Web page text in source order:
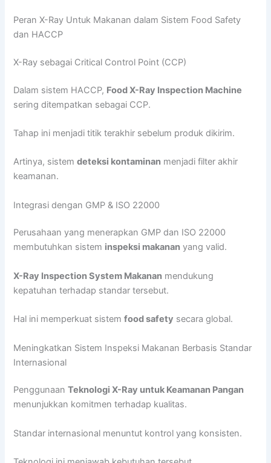
Peran X-Ray Untuk Makanan dalam Sistem Food Safety
dan HACCP
X-Ray sebagai Critical Control Point (CCP)
Dalam sistem HACCP, Food X-Ray Inspection Machine
sering ditempatkan sebagai CCP.
Tahap ini menjadi titik terakhir sebelum produk dikirim.
Artinya, sistemdeteksi kontaminan menjadi filter akhir
keamanan.
Integrasi dengan GMP & ISO 22000
Perusahaan yang menerapkan GMP dan ISO 22000
membutuhkan sistem inspeksi makanan yang valid.
X-Ray Inspection System Makanan mendukung
kepatuhan terhadap standar tersebut.
Hal ini memperkuat sistemfood safety secara global.
Meningkatkan Sistem Inspeksi Makanan Berbasis Standar
Internasional
PenggunaanTeknologi X-Ray untuk Keamanan Pangan
menunjukkan komitmen terhadap kualitas.
Standar internasional menuntut kontrol yang konsisten.